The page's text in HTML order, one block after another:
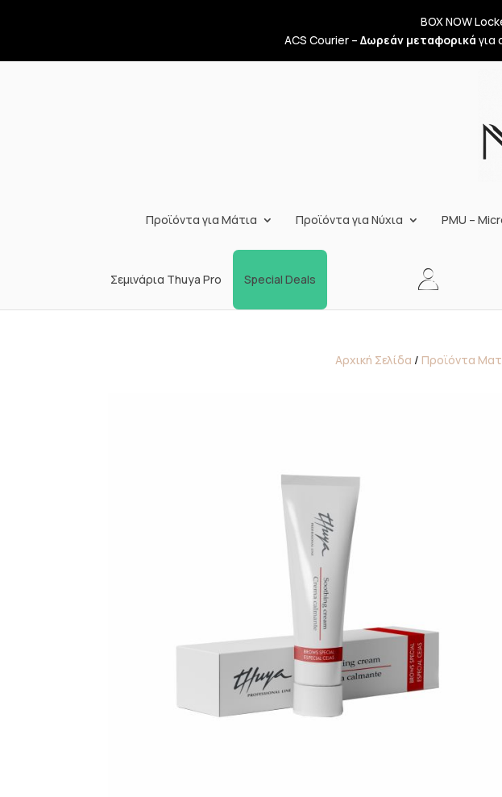
BOX NOW
ACS Courier – Δωρεάν μεταφορικά για
Προϊόντα για Μάτια Προϊόντα για Νύχια PMU –
Σεμινάρια Thuya Pro Special Deals
Αρχική Σελίδα / Προϊόντα